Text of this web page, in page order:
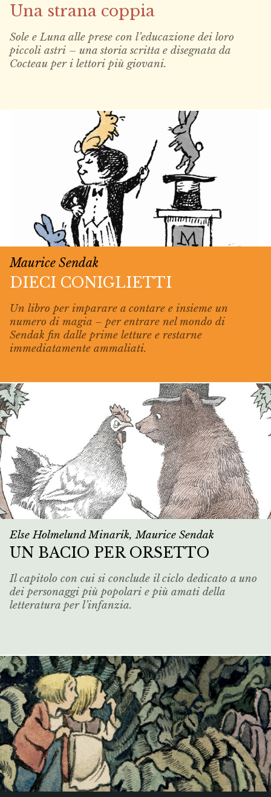
Una strana coppia
Sole e Luna alle prese con l’educazione dei loro
piccoli astri – una storia scritta e disegnata da
Cocteau per i lettori più giovani.
Maurice Sendak
DIECI CONIGLIETTI
Un libro per imparare a contare e insieme un
numero di magia – per entrare nel mondo di
Sendak fin dalle prime letture e restarne
immediatamente ammaliati.
Else Holmelund Minarik, Maurice Sendak
UN BACIO PER ORSETTO
Il capitolo con cui si conclude il ciclo dedicato a uno
dei personaggi più popolari e più amati della
letteratura per l’infanzia.